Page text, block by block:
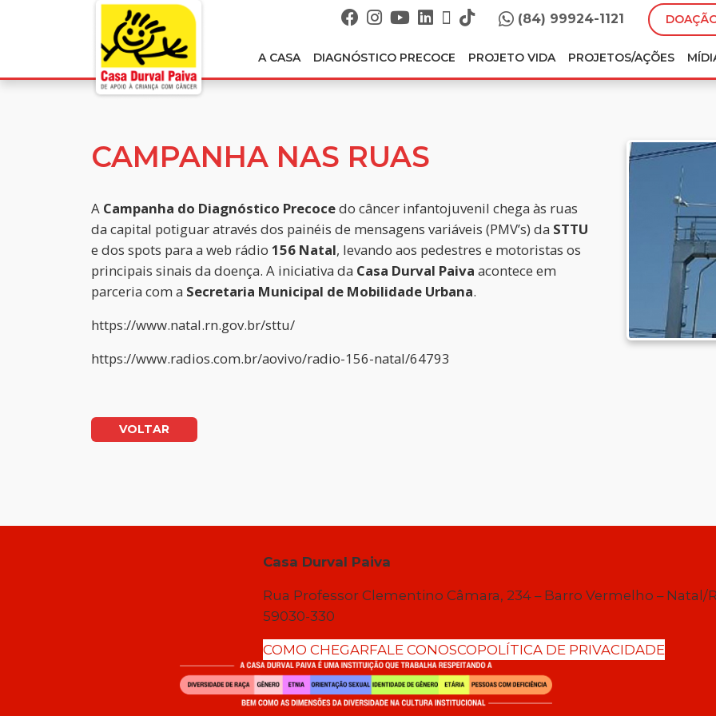
(84) 99924-1121
A CASA DIAGNÓSTICO PRECOCE PROJETO VIDA PROJETOS/AÇÕES
CAMPANHA NAS RUAS
A Campanha do Diagnóstico Precocedo câncer infantojuvenil chega às ruas
da capital potiguar através dos painéis de mensagens variáveis (PMV’s) da STTU
e dos spots para a web rádio 156 Natal, levando aos pedestres e motoristas os
principais sinais da doença. A iniciativa da Casa Durval Paiva acontece em
parceria com a Secretaria Municipal de Mobilidade Urbana.
https://www.natal.rn.gov.br/sttu/
https://www.radios.com.br/aovivo/radio-156-natal/64793
VOLTAR
Casa Durval Paiva
Rua Professor Clementino Câmara, 234 – Barro Vermelho – Natal/
59030-330
COMO CHEGARFALE CONOSCOPOLÍTICA DE PRIVACIDADE